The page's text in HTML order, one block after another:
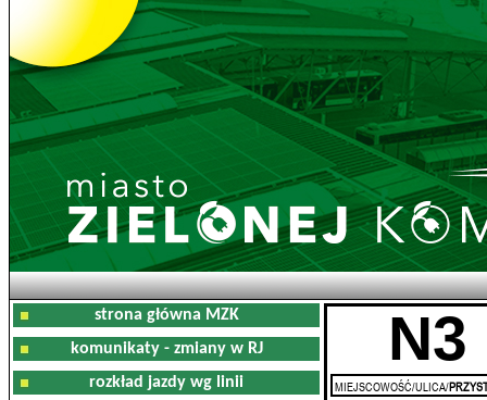
strona główna MZK
komunikaty - zmiany w RJ
rozkład jazdy wg linii
N3
MIEJSCOWOŚĆ/ULICA/